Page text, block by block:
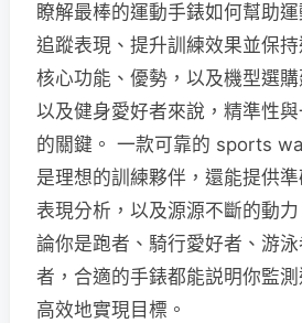
瞭解最棒的運動手錶如何幫助
追蹤表現、提升訓練效果並保
核心功能、優勢，以及機型選
以及健身愛好者來說，精準性
的關鍵。 一款可靠的 sports
是理想的訓練夥伴，還能提供
表現分析，以及源源不斷的動
論你是跑者、騎行愛好者、游
者，合適的手錶都能説明你監
高效地實現目標。